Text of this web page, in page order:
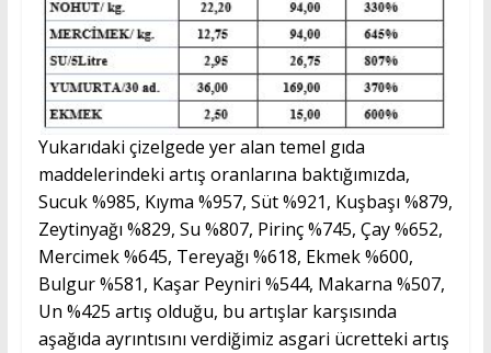
Yukarıdaki çizelgede yer alan temel gıda
maddelerindeki artış oranlarına baktığımızda,
Sucuk %985, Kıyma %957, Süt %921, Kuşbaşı %879,
Zeytinyağı %829, Su %807, Pirinç %745, Çay %652,
Mercimek %645, Tereyağı %618, Ekmek %600,
Bulgur %581, Kaşar Peyniri %544, Makarna %507,
Un %425 artış olduğu, bu artışlar karşısında
aşağıda ayrıntısını verdiğimiz asgari ücretteki artış